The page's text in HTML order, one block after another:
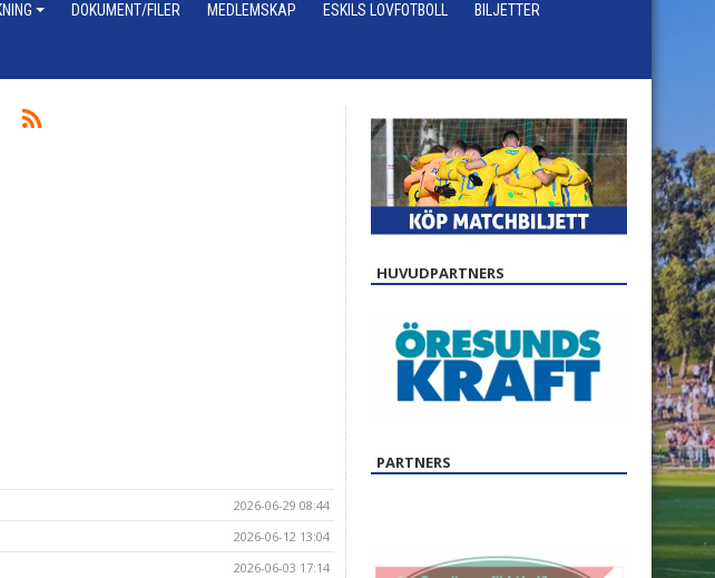
DOKUMENT/FILER MEDLEMSKAP ESKILS LOVFOTBOLL BILJETTER
2026-06-29 08:44
2026-06-12 13:04
2026-06-03 17:14
HUVUDPARTNERS
PARTNERS